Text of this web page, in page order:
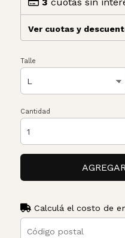
3 cuotas sin
Ver cuotas y
Talle
Cantidad
Calculá el costo de